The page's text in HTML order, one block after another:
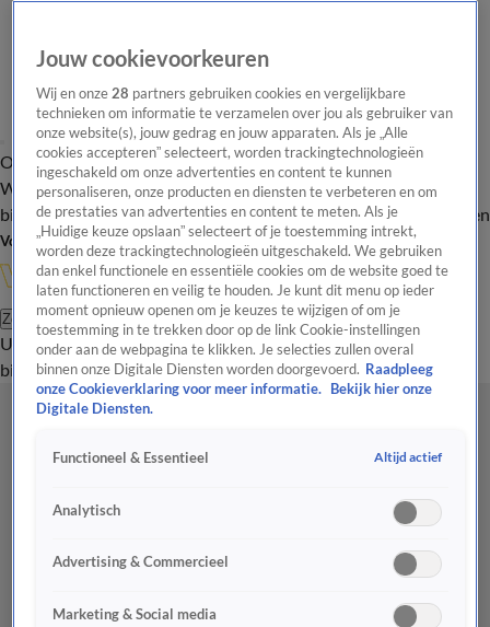
Overzicht Onze programma's Uitzendingen Onze gezichten
In de
WandelgangenInterviewsUitzending
bijwonenPodcastShopVeelgestelde vragenKijkersvraag insturen
Volg Vandaag Inside
Zoeken
UitzendingenVandaag InsideDe OranjezomerShopUitzending
bijwonen
Jouw cookievoorkeuren
Wij en onze28 partners gebruiken cookies en vergelijkbare
technieken om informatie te verzamelen over jou als gebruiker van
onze website(s), jouw gedrag en jouw apparaten. Als je „Alle
cookies accepteren” selecteert, worden trackingtechnologieën
ingeschakeld om onze advertenties en content te kunnen
personaliseren, onze producten en diensten te verbeteren en om
de prestaties van advertenties en content te meten. Als je
„Huidige keuze opslaan” selecteert of je toestemming intrekt,
worden deze trackingtechnologieën uitgeschakeld. We gebruiken
dan enkel functionele en essentiële cookies om de website goed te
laten functioneren en veilig te houden. Je kunt dit menu op ieder
moment opnieuw openen om je keuzes te wijzigen of om je
toestemming in te trekken door op de link Cookie-instellingen
onder aan de webpagina te klikken. Je selecties zullen overal
binnen onze Digitale Diensten worden doorgevoerd. Raadpleeg
onze Cookieverklaring voor meer informatie.
Bekijk hier onze
Digitale Diensten.
Functioneel & Essentieel Altijd actief
Analytisch
Advertising & Commercieel
Marketing & Social media